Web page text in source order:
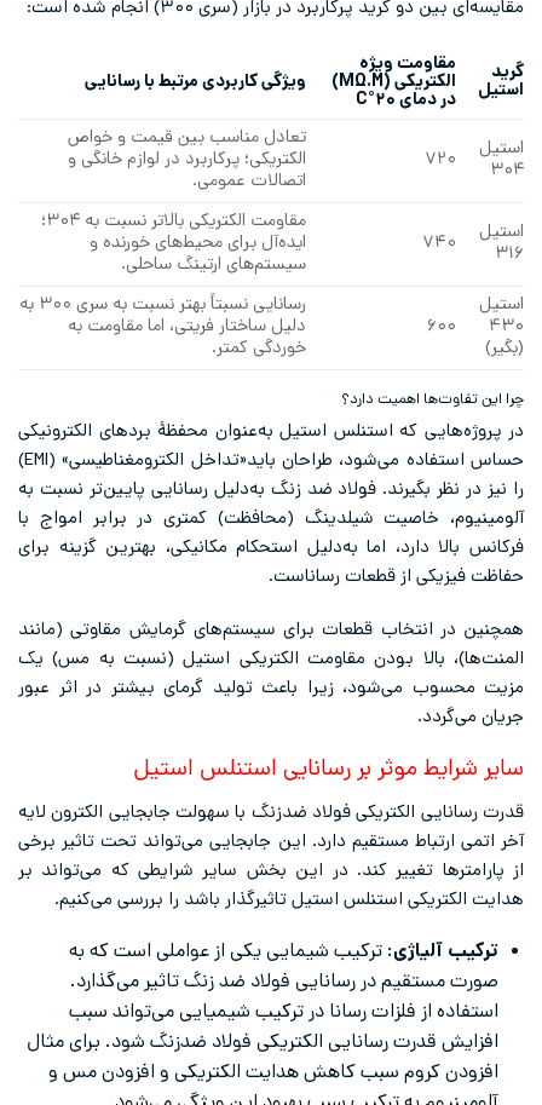
مقایسه‌ای بین دو گرید پرکاربرد در بازار (سری ۳۰۰) انجام شده است:
گرید
استیل
مقاومت ویژه
الکتریکی (ΜΩ.M)
در دمای ۲۰°C
ویژگی کاربردی مرتبط با رسانایی
استیل
۳۰۴
۷۲۰
تعادل مناسب بین قیمت و خواص
الکتریکی؛ پرکاربرد در لوازم خانگی و
اتصالات عمومی.
استیل
۳۱۶
۷۴۰
مقاومت الکتریکی بالاتر نسبت به ۳۰۴؛
ایده‌آل برای محیط‌های خورنده و
سیستم‌های ارتینگ ساحلی.
استیل
۴۳۰
(بگیر)
۶۰۰
رسانایی نسبتاً بهتر نسبت به سری ۳۰۰ به
دلیل ساختار فریتی، اما مقاومت به
خوردگی کمتر.
چرا این تفاوت‌ها اهمیت دارد؟
در پروژه‌هایی که استنلس استیل به‌عنوان محفظۀ برد‌های الکترونیکی
حساس استفاده می‌شود، طراحان باید«تداخل الکترومغناطیسی» (EMI)
را نیز در نظر بگیرند. فولاد ضد زنگ به‌دلیل رسانایی پایین‌تر نسبت به
آلومینیوم، خاصیت شیلدینگ (محافظت) کمتری در برابر امواج با
فرکانس بالا دارد، اما به‌دلیل استحکام مکانیکی، بهترین گزینه برای
حفاظت فیزیکی از قطعات رساناست.
همچنین در انتخاب قطعات برای سیستم‌های گرمایش مقاوتی (مانند
المنت‌ها)، بالا بودن مقاومت الکتریکی استیل (نسبت به مس) یک
مزیت محسوب می‌شود، زیرا باعث تولید گرمای بیشتر در اثر عبور
جریان می‌گردد.
سایر شرایط موثر بر رسانایی استنلس استیل
قدرت رسانایی الکتریکی فولاد ضدزنگ با سهولت جابجایی الکترون لایه
آخر اتمی ارتباط مستقیم دارد. این جابجایی می‌تواند تحت تاثیر برخی
از پارامتر‌ها تغییر کند. در این بخش سایر شرایطی که می‌تواند بر
هدایت الکتریکی استنلس استیل تاثیرگذار باشد را بررسی می‌کنیم.
ترکیب آلیاژی: ترکیب شیمایی یکی از عواملی است که به
صورت مستقیم در رسانایی فولاد ضد زنگ تاثیر می‌گذارد.
استفاده از فلزات رسانا در ترکیب شیمیایی می‌تواند سبب
افزایش قدرت رسانایی الکتریکی فولاد ضدزنگ شود. برای مثال
افزودن کروم سبب کاهش هدایت الکتریکی و افزودن مس و